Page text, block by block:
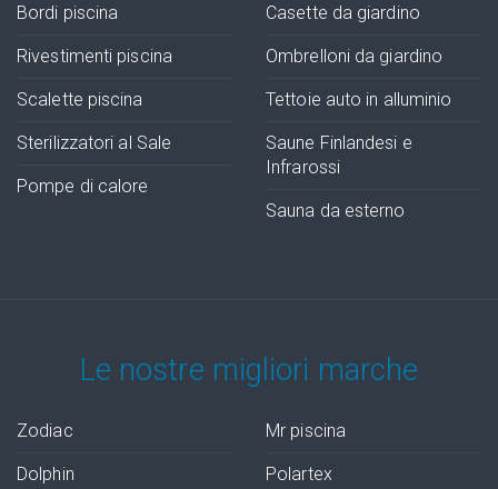
Bordi piscina
Rivestimenti piscina
Scalette piscina
Sterilizzatori al Sale
Pompe di calore
Casette da giardino
Ombrelloni da giardino
Tettoie auto in alluminio
Saune Finlandesi e
Infrarossi
Sauna da esterno
Le nostre migliori marche
Zodiac
Dolphin
Mr piscina
Polartex